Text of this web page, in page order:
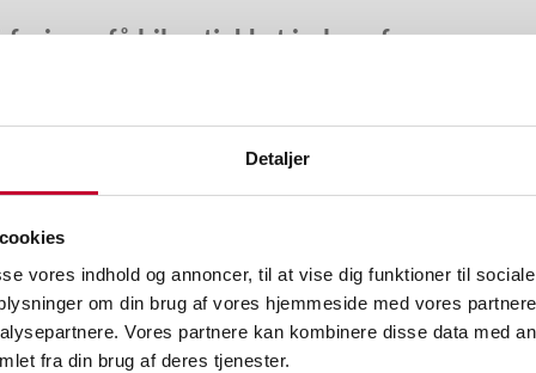
Detaljer
vores indhold og annoncer, til at vise dig funktioner til
om din brug af vores hjemmeside med vores
Vores partnere kan kombinere disse data med
fra din brug af deres tjenester.
– få bilen tjekket inden afgang
danskere pakker bilen til en velfortjent kør-selv ferie. Lange ture med
inden turen